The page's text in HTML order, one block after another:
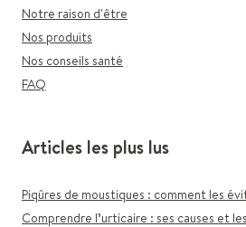
Notre raison d'être
Nos produits
Nos conseils santé
FAQ
Articles les plus lus
Piqûres de moustiques : comment les
Comprendre l’urticaire : ses causes et